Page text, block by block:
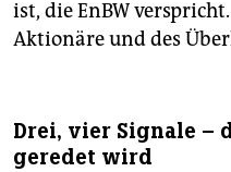
ist, die EnBW
Aktionäre und des
Drei, vier Signale –
geredet wird